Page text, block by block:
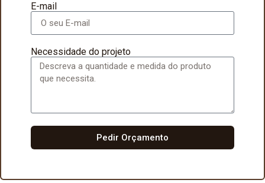
E-mail
Necessidade do projeto
Pedir Orçamento